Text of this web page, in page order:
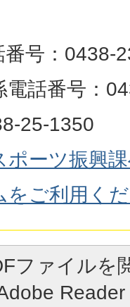
番号：0438-
電話番号：
25-1350
ポーツ振興
をご利用く
ファイルを
Adobe